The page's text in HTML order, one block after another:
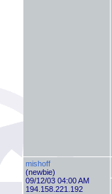
mishoff
(newbie)
09/12/03 04:00 AM
194.158.221.192